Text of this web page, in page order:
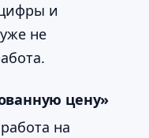
и
не
цену»
на